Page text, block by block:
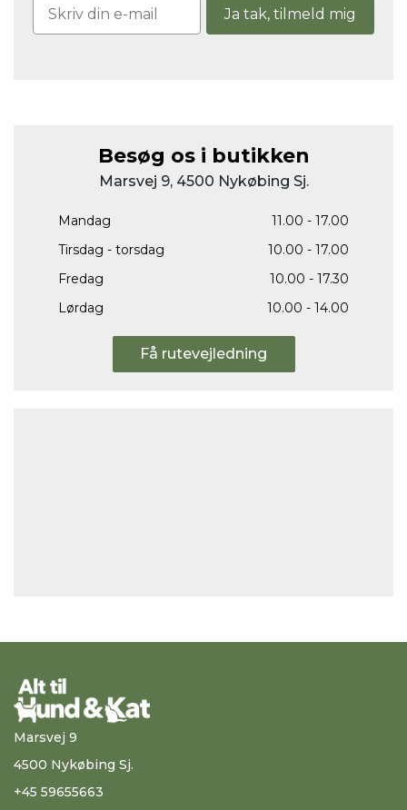
Ja tak, tilmeld mig
Besøg os i butikken
Marsvej 9, 4500 Nykøbing Sj.
Mandag
11.00 - 17.00
Tirsdag - torsdag
10.00 - 17.00
Fredag
10.00 - 17.30
Lørdag
10.00 - 14.00
Få rutevejledning
Marsvej 9
4500 Nykøbing Sj.
+45 59655663